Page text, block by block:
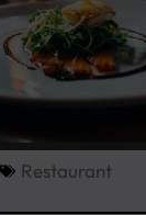
Restaurant